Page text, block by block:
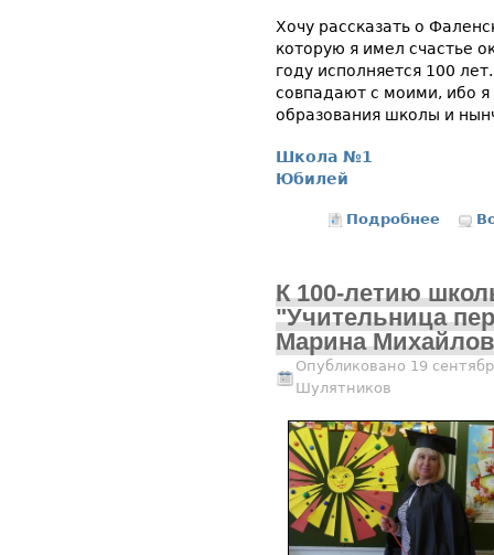
Хочу рассказать о
которую я имел счастье
году исполняется 100
совпадают с моими, ибо я
образования школы и
Школа №1
Юбилей
Подробнее о К
К 100-летию
"Учительница
Марина
Опубликовано 19
Шулятников